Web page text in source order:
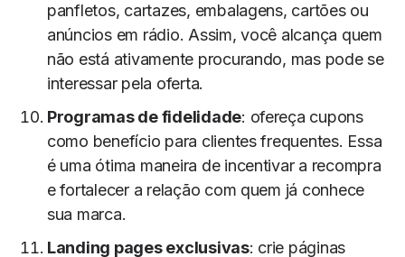
panfletos, cartazes, embalagens, cartões ou
anúncios em rádio. Assim, você alcança quem
não está ativamente procurando, mas pode se
interessar pela oferta.
Programas de fidelidade: ofereça cupons
como benefício para clientes frequentes. Essa
é uma ótima maneira de incentivar a recompra
e fortalecer a relação com quem já conhece
sua marca.
Landing pages exclusivas: crie páginas